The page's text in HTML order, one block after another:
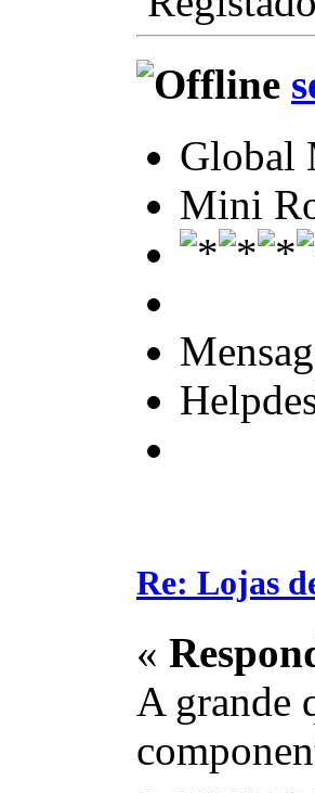
Global
Mini
Re: Lojas
«
A grande